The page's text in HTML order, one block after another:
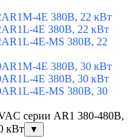
4E 380В, 22 кВт
4E 380В, 22 кВт
4E-MS 380В, 22
4E 380В, 30 кВт
4E 380В, 30 кВт
4E-MS 380В, 30
серии AR1 380-480В,
кВт
▼